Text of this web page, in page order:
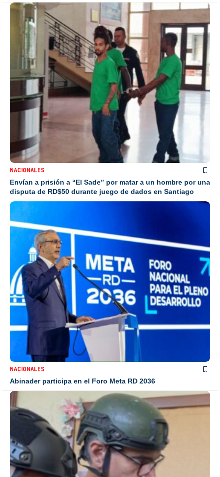
NACIONALES
Envían a prisión a “El Sade” por matar a un hombre por una
disputa de RD$50 durante juego de dados en Santiago
NACIONALES
Abinader participa en el Foro Meta RD 2036